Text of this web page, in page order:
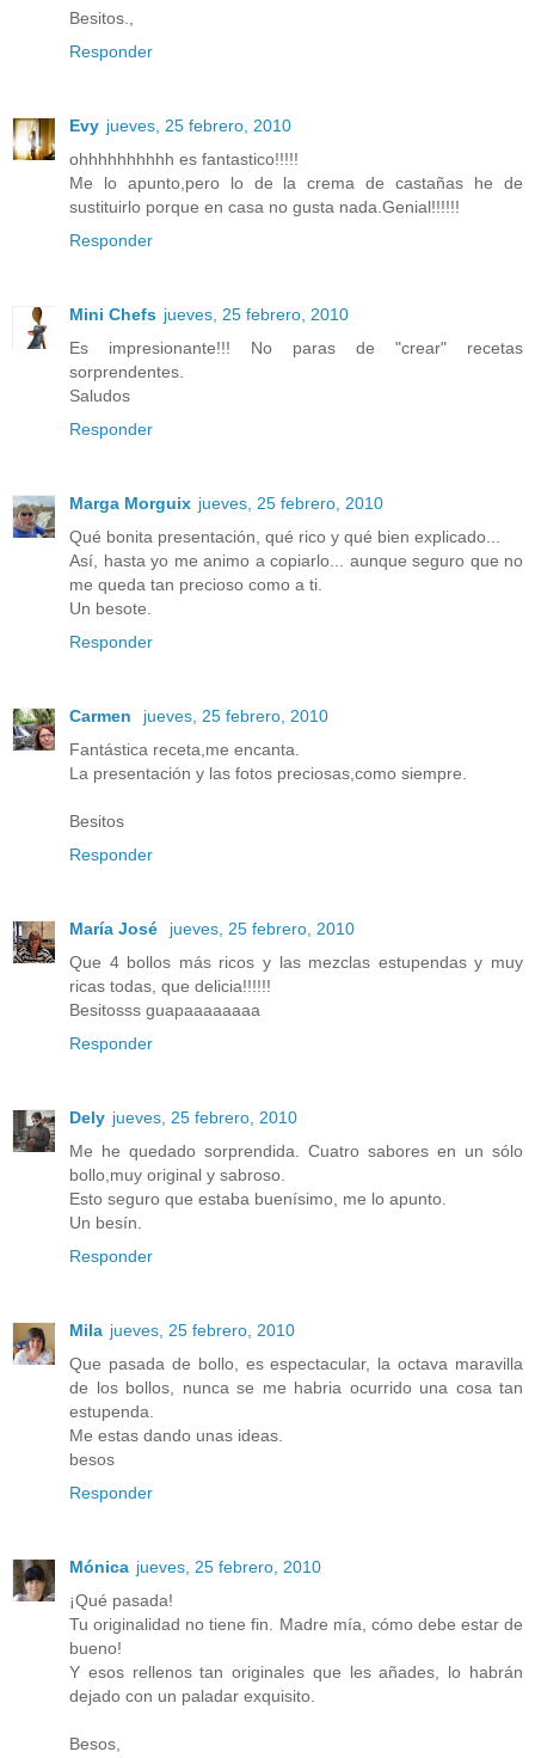
Besitos.,
Responder
Evy jueves, 25 febrero, 2010
ohhhhhhhhhh es fantastico!!!!!
Me lo apunto,pero lo de la crema de castañas he de
sustituirlo porque en casa no gusta nada.Genial!!!!!!
Responder
Mini Chefs jueves, 25 febrero, 2010
Es impresionante!!! No paras de "crear" recetas
sorprendentes.
Saludos
Responder
Marga Morguix jueves, 25 febrero, 2010
Qué bonita presentación, qué rico y qué bien explicado...
Así, hasta yo me animo a copiarlo... aunque seguro que no
me queda tan precioso como a ti.
Un besote.
Responder
Carmen
jueves, 25 febrero, 2010
Fantástica receta,me encanta.
La presentación y las fotos preciosas,como siempre.
Besitos
Responder
María José
jueves, 25 febrero, 2010
Que 4 bollos más ricos y las mezclas estupendas y muy
ricas todas, que delicia!!!!!!
Besitosss guapaaaaaaaa
Responder
Dely jueves, 25 febrero, 2010
Me he quedado sorprendida. Cuatro sabores en un sólo
bollo,muy original y sabroso.
Esto seguro que estaba buenísimo, me lo apunto.
Un besín.
Responder
Mila jueves, 25 febrero, 2010
Que pasada de bollo, es espectacular, la octava maravilla
de los bollos, nunca se me habria ocurrido una cosa tan
estupenda.
Me estas dando unas ideas.
besos
Responder
Mónica jueves, 25 febrero, 2010
¡Qué pasada!
Tu originalidad no tiene fin. Madre mía, cómo debe estar de
bueno!
Y esos rellenos tan originales que les añades, lo habrán
dejado con un paladar exquisito.
Besos,